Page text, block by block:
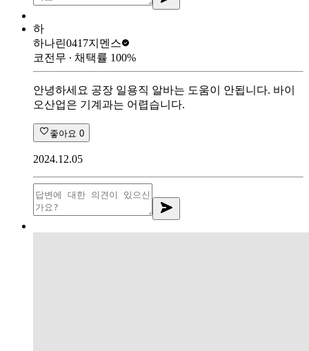
하
하나린0417지멘스
코전무 ∙ 채택률 100%
안녕하세요 공장 일용직 알바는 도움이 안됩니다. 바이
오산업은 기계과는 어렵습니다.
좋아요 0
2024.12.05